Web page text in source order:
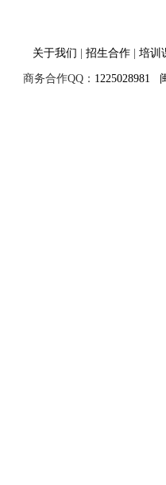
关于我们 招生合作 培训
商务合作QQ： 1225028981